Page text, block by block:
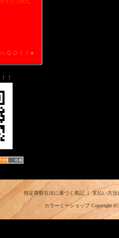
イアン]でし
ＧＯ！！●
！
特定商取引法に基づく表記｜支払い方法
カラーミーショップCopyright